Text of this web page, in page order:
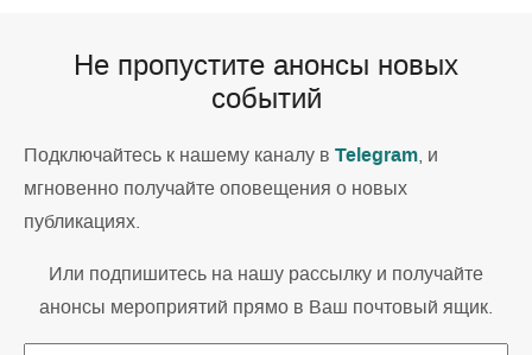
Не пропустите анонсы новых
событий
Подключайтесь к нашему каналу в Telegram, и
мгновенно получайте оповещения о новых
публикациях.
Или подпишитесь на нашу рассылку и получайте
анонсы мероприятий прямо в Ваш почтовый ящик.